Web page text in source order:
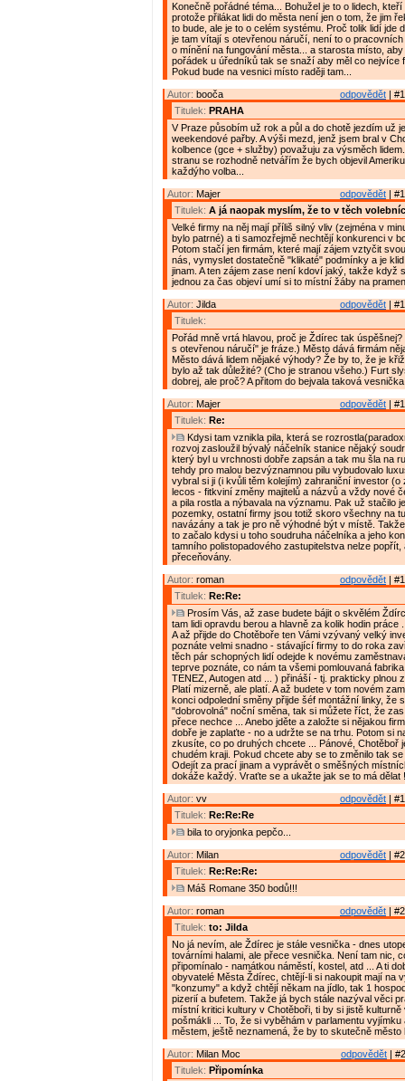
Konečně pořádné téma... Bohužel je to o lidech,
protože přilákat lidi do města není jen o tom, že jim
to bude, ale je to o celém systému. Proč tolik lidí jde
je tam vítají s otevřenou náručí, není to o
o mínění na fungování města... a starosta místo,
pořádek u úředníků tak se snaží aby měl co nejvíce
Pokud bude na vesnici místo raději tam...
odpovědět |
Autor: booča
Titulek: PRAHA
V Praze působím už rok a půl a do chotě jezdím už
weekendové pařby. A výši mezd, jenž jsem bral v
kolbence (gce + služby) považuju za výsměch
stranu se rozhodně netvářím že bych objevil
každýho volba...
odpovědět |
Autor: Majer
Titulek: A já naopak myslím, že to v těch
Velké firmy na něj mají příliš silný vliv (zejména v
bylo patrné) a ti samozřejmě nechtějí konkurenci v
Potom stačí jen firmám, které mají zájem vztyčit
nás, vymyslet dostatečně "klikaté" podmínky a je
jinam. A ten zájem zase není kdoví jaký, takže když
jednou za čas objeví umí si to místní žáby na
odpovědět |
Autor: Jilda
Titulek:
Pořád mně vrtá hlavou, proč je Ždírec tak
s otevřenou náručí" je fráze.) Město dává firmám
Město dává lidem nějaké výhody? Že by to, že je
bylo až tak důležité? (Cho je stranou všeho.) Furt
dobrej, ale proč? A přitom do bejvala taková
odpovědět |
Autor: Majer
Titulek: Re:
Kdysi tam vznikla pila, která se
rozvoj zasloužil bývalý náčelník stanice nějaký
který byl u vrchnosti dobře zapsán a tak mu šla na
tehdy pro malou bezvýznamnou pilu vybudovalo
vybral si ji (i kvůli těm kolejím) zahraniční investor (o
lecos - fitkviní změny majitelů a názvů a vždy nové
a pila rostla a nýbavala na významu. Pak už stačilo
pozemky, ostatní firmy jsou totiž skoro všechny na
navázány a tak je pro ně výhodné být v místě.
to začalo kdysi u toho soudruha náčelníka a jeho
tamního polistopadového zastupitelstva nelze popřít,
přeceňovány.
odpovědět |
Autor: roman
Titulek: Re:Re:
Prosím Vás, až zase budete bájit o skvělém
tam lidi opravdu berou a hlavně za kolik hodin práce
A až přijde do Chotěboře ten Vámi vzývaný velký
poznáte velmi snadno - stávající firmy to do roka
těch pár schopných lidí odejde k novému
teprve poznáte, co nám ta všemi pomlouvaná
TENEZ, Autogen atd ... ) přináší - tj. prakticky plnou
Platí mizerně, ale platí. A až budete v tom novém
konci odpolední směny přijde šéf montážní linky, že
"dobrovolná" noční směna, tak si můžete říct, že
přece nechce ... Anebo jděte a založte si nějakou
dobře je zaplaťte - no a udržte se na trhu. Potom si
zkusíte, co po druhých chcete ... Pánové, Chotěboř
chudém kraji. Pokud chcete aby se to změnilo tak
Odejít za prací jinam a vyprávět o směšných
dokáže každý. Vraťte se a ukažte jak se to má dělat !
odpovědět |
Autor: vv
Titulek: Re:Re:Re
bila to oryjonka pepčo...
odpovědět |
Autor: Milan
Titulek: Re:Re:Re:
Máš Romane 350 bodů!!!
odpovědět |
Autor: roman
Titulek: to: Jilda
No já nevím, ale Ždírec je stále vesnička - dnes
továrními halami, ale přece vesnička. Není tam nic,
připomínalo - namátkou náměstí, kostel, atd ... A ti
obyvatelé Města Ždírec, chtějí-li si nakoupit mají na
"konzumy" a když chtějí někam na jídlo, tak 1
pizerií a bufetem. Takže já bych stále nazýval věci
místní kritici kultury v Chotěboři, ti by si jistě kulturně
pošmákli ... To, že si vyběhám v parlamentu vyjímku
městem, ještě neznamená, že by to skutečně město
odpovědět |
Autor: Milan Moc
Titulek: Připomínka